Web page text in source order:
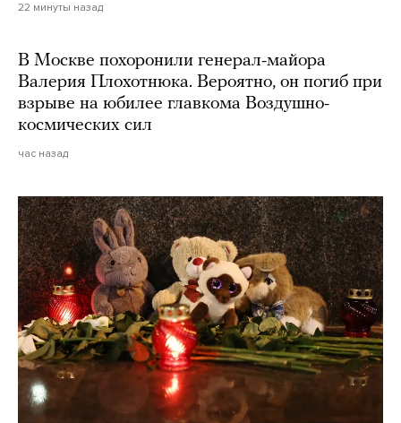
22 минуты назад
В Москве похоронили генерал-майора
Валерия Плохотнюка. Вероятно, он погиб при
взрыве на юбилее главкома Воздушно-
космических сил
час назад